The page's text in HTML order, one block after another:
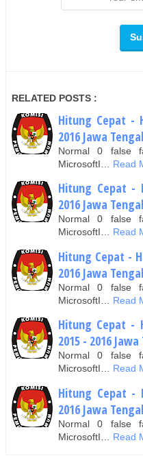
RELATED POSTS :
Hitung Cepat -
2016 Jawa
Normal 0 false
MicrosoftI…
Read
Hitung Cepat -
2016 Jawa
Normal 0 false
MicrosoftI… Read
Hitung Cepat -
2016 Jawa
Normal 0 false
MicrosoftI…
Read
Hitung Cepat -
2015 - 2016
Normal 0 false
MicrosoftI… Read
Hitung Cepat -
2016 Jawa
Normal 0 false
MicrosoftI…
Read